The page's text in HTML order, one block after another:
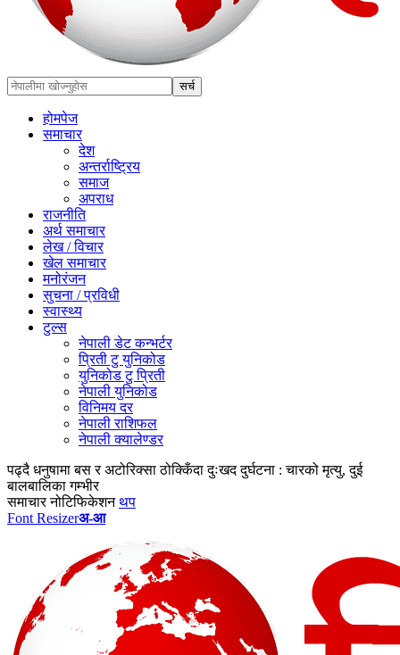
होमपेज
समाचार
देश
अन्तर्राष्ट्रिय
समाज
अपराध
राजनीति
अर्थ समाचार
लेख / विचार
खेल समाचार
मनोरंजन
सुचना / प्रविधी
स्वास्थ्य
टुल्स
नेपाली डेट कन्भर्टर
प्रिती टु युनिकोड
युनिकोड टु प्रिती
नेपाली युनिकोड
विनिमय दर
नेपाली राशिफल
नेपाली क्यालेण्डर
पढ्दै धनुषामा बस र अटोरिक्सा ठोक्किँदा दुःखद दुर्घटना : चारको मृत्यु, दुई
बालबालिका गम्भीर
समाचार नोटिफिकेशन थप
Font Resizerअ-आ